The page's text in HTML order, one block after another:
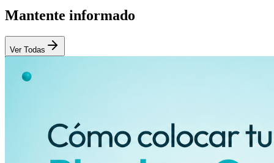
Mantente informado
Ver Todas